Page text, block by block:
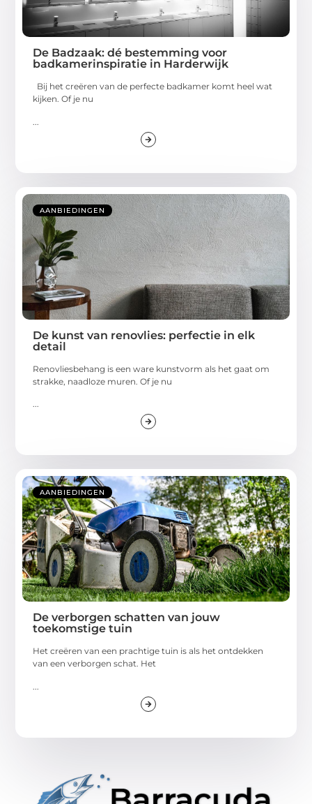
De Badzaak: dé bestemming voor
badkamerinspiratie in Harderwijk
Bij het creëren van de perfecte badkamer komt heel wat
kijken. Of je nu
AANBIEDINGEN
De kunst van renovlies: perfectie in elk
detail
Renovliesbehang is een ware kunstvorm als het gaat om
strakke, naadloze muren. Of je nu
...
AANBIEDINGEN
De verborgen schatten van jouw
toekomstige tuin
Het creëren van een prachtige tuin is als het ontdekken
van een verborgen schat. Het